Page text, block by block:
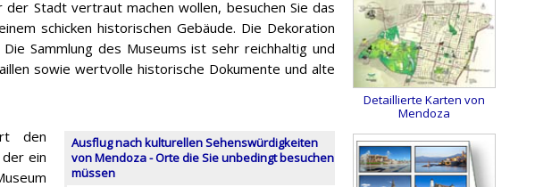
Stadt vertraut machen wollen, besuchen Sie das
schicken historischen Gebäude. Die Dekoration
Sammlung des Museums ist sehr reichhaltig und
sowie wertvolle historische Dokumente und alte
Ausflug nach kulturellen Sehenswürdigkeiten
von Mendoza - Orte die Sie unbedingt besuchen
müssen
den
ein
Detaillierte Karten von
Mendoza